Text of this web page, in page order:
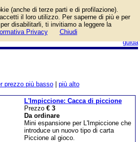
guida
Lista giochi da tavolo
dell'autore Caleb Zwar.
prezzo più basso più alto
L'Impiccione: Cacca di piccione
Prezzo € 3
Da ordinare
Mini espansione per L'Impiccione che
introduce un nuovo tipo di carta
Piccione al gioco.
(anche di terze parti e di profilazione).
il loro utilizzo. Per saperne di più e per
disabilitarli, ti invitiamo a leggere la
Privacy Chiudi